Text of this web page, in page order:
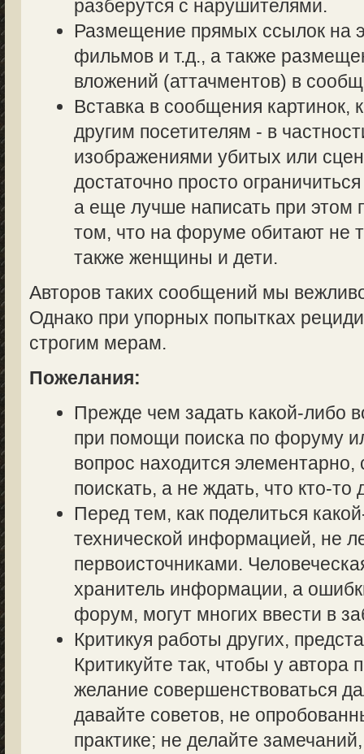
разберутся с нарушителями.
Размещение прямых ссылок на
фильмов и т.д., а также
вложений (аттачментов) в
Вставка в сообщения картинок,
другим посетителям - в
изображениями убитых или
достаточно просто
а еще лучше написать при этом
том, что на форуме обитают не
также женщины и дети.
Авторов таких сообщений мы
Однако при упорных попытках
строгим мерам.
Пожелания:
Прежде чем задать какой-либо
при помощи поиска по форуму
вопрос находится элементарно,
поискать, а не ждать, что кто-то
Перед тем, как поделиться
технической информацией, не
первоисточниками.
хранитель информации, а
форум, могут многих ввести в
Критикуя работы других,
Критикуйте так, чтобы у автора
желание совершенствоваться
давайте советов, не
практике; не делайте